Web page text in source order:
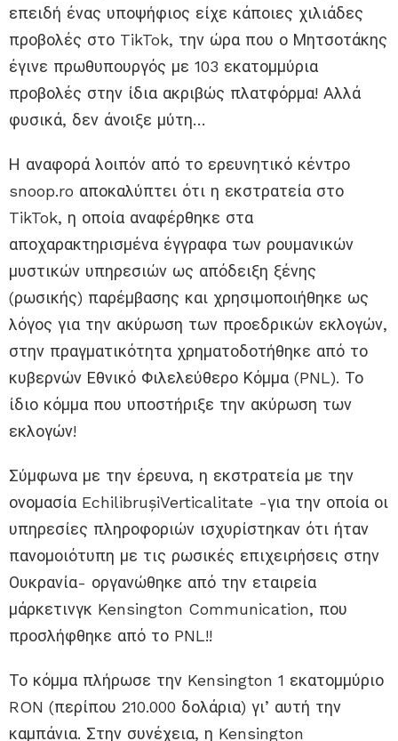
επειδή ένας υποψήφιος είχε κάποιες χιλιάδες
προβολές στο TikTok, την ώρα που ο Μητσοτάκης
έγινε πρωθυπουργός με 103 εκατομμύρια
προβολές στην ίδια ακριβώς πλατφόρμα! Αλλά
φυσικά, δεν άνοιξε μύτη…
Η αναφορά λοιπόν από το ερευνητικό κέντρο
snoop.ro αποκαλύπτει ότι η εκστρατεία στο
TikTok, η οποία αναφέρθηκε στα
αποχαρακτηρισμένα έγγραφα των ρουμανικών
μυστικών υπηρεσιών ως απόδειξη ξένης
(ρωσικής) παρέμβασης και χρησιμοποιήθηκε ως
λόγος για την ακύρωση των προεδρικών εκλογών,
στην πραγματικότητα χρηματοδοτήθηκε από το
κυβερνών Εθνικό Φιλελεύθερο Κόμμα (PNL). Το
ίδιο κόμμα που υποστήριξε την ακύρωση των
εκλογών!
Σύμφωνα με την έρευνα, η εκστρατεία με την
ονομασία EchilibrușiVerticalitate -για την οποία οι
υπηρεσίες πληροφοριών ισχυρίστηκαν ότι ήταν
πανομοιότυπη με τις ρωσικές επιχειρήσεις στην
Ουκρανία- οργανώθηκε από την εταιρεία
μάρκετινγκ Kensington Communication, που
προσλήφθηκε από το PNL!!
Το κόμμα πλήρωσε την Kensington 1 εκατομμύριο
RON (περίπου 210.000 δολάρια) γι’ αυτή την
καμπάνια. Στην συνέχεια, η Kensington